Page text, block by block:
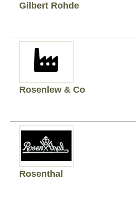
Gilbert Rohde
Rosenlew & Co
Rosenthal